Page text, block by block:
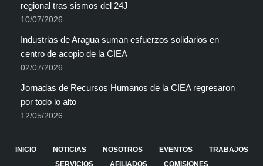
regional tras sismos del 24J
10/07/2026
Industrias de Aragua suman esfuerzos solidarios en
centro de acopio de la CIEA
02/07/2026
Jornadas de Recursos Humanos de la CIEA regresaron
por todo lo alto
12/05/2026
INICIO NOTICIAS NOSOTROS EVENTOS
TRABAJOS
SERVICIOS
AFILIADOS COMISIONES